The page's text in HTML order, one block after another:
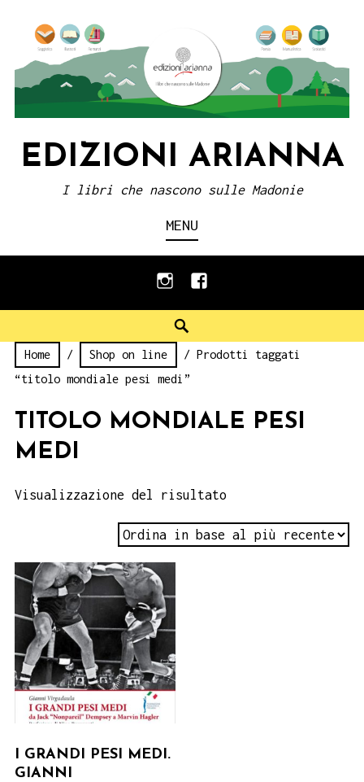
content
EDIZIONI ARIANNA
I libri che nascono sulle Madonie
MENU
instagramfacebook
Home / Shop on line
/ Prodotti taggati
“titolo mondiale pesi medi”
TITOLO MONDIALE PESI
MEDI
Visualizzazione del risultato
I GRANDI PESI MEDI.
GIANNI